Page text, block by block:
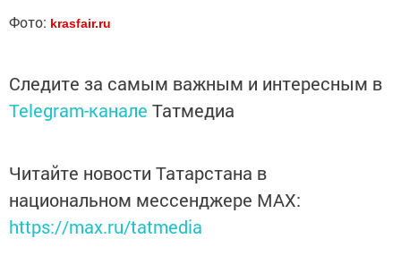
Фото: krasfair.ru
Следите за самым важным и интересным в
Telegram-канале Татмедиа
Читайте новости Татарстана в
национальном мессенджере MАХ:
https://max.ru/tatmedia